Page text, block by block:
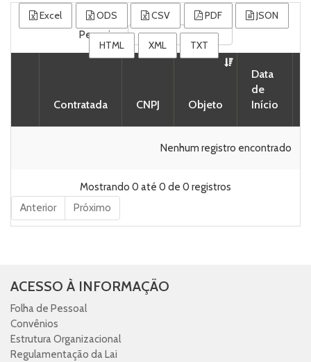
Excel ODS CSV PDF JSON
HTML XML TXT
Pesquisar
Contratada CNPJ Objeto
Data
de
Início
Nenhum registro encontrado
Mostrando 0 até 0 de 0 registros
Anterior
Próximo
ACESSO À INFORMAÇÃO
Folha de Pessoal
Convênios
Estrutura Organizacional
Regulamentação da Lai